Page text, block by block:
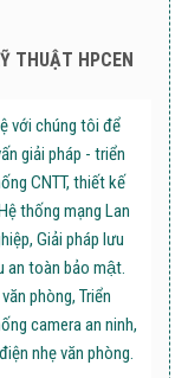
THUẬT HPCEN
với chúng tôi để
giải pháp - triển
CNTT, thiết kế
thống mạng Lan
Giải pháp lưu
an toàn bảo mật.
phòng, Triển
camera an ninh,
nhẹ văn phòng.